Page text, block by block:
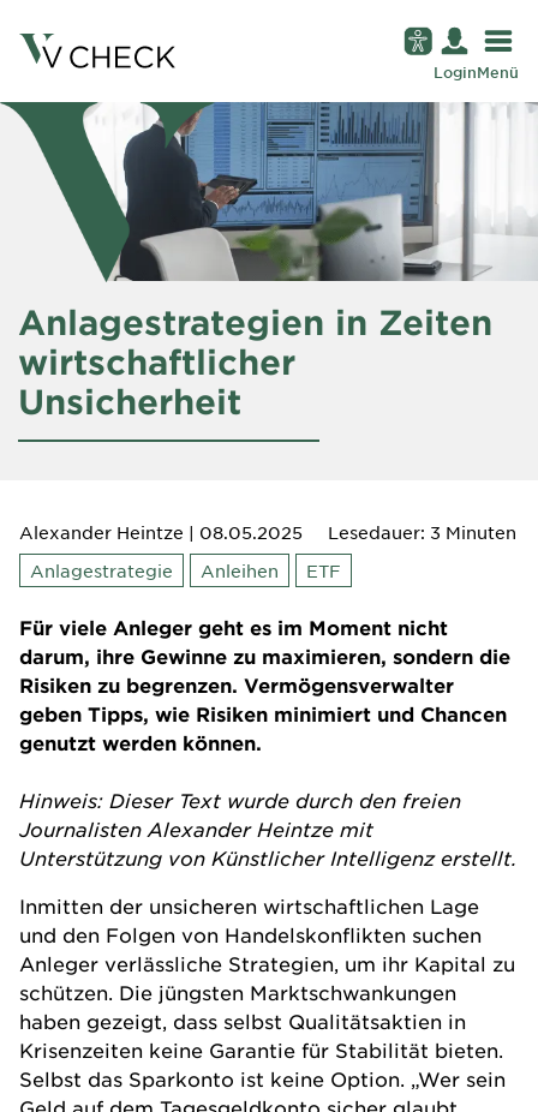
LoginMenü
Anlagestrategien in Zeiten
wirtschaftlicher
Unsicherheit
Alexander Heintze | 08.05.2025
Lesedauer: 3 Minuten
Anlagestrategie
Anleihen ETF
Für viele Anleger geht es im Moment nicht
darum, ihre Gewinne zu maximieren, sondern die
Risiken zu begrenzen. Vermögensverwalter
geben Tipps, wie Risiken minimiert und Chancen
genutzt werden können.
Hinweis: Dieser Text wurde durch den freien
Journalisten Alexander Heintze mit
Unterstützung von Künstlicher Intelligenz erstellt.
Inmitten der unsicheren wirtschaftlichen Lage
und den Folgen von Handelskonflikten suchen
Anleger verlässliche Strategien, um ihr Kapital zu
schützen. Die jüngsten Marktschwankungen
haben gezeigt, dass selbst Qualitätsaktien in
Krisenzeiten keine Garantie für Stabilität bieten.
Selbst das Sparkonto ist keine Option. „Wer sein
Geld auf dem Tagesgeldkonto sicher glaubt,